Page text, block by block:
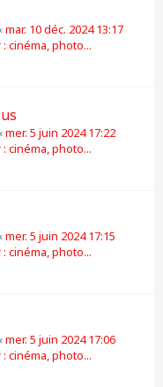
mar. 10 déc. 2024 13:17
cinéma, photo...
mer. 5 juin 2024 17:22
cinéma, photo...
mer. 5 juin 2024 17:15
cinéma, photo...
mer. 5 juin 2024 17:06
cinéma, photo...